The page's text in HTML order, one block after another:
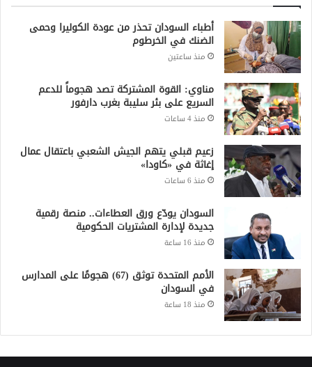
أطباء السودان تحذر من عودة الكوليرا وحمى
الضنك في الخرطوم
منذ ساعتين
مناوي: القوة المشتركة تصد هجوماً للدعم
السريع على بئر سليبة بغرب دارفور
منذ 4 ساعات
زعيم قبلي يتهم الجيش الشعبي باعتقال عمال
إغاثة في «كاودا»
منذ 6 ساعات
السودان يودّع ورق العطاءات.. منصة رقمية
جديدة لإدارة المشتريات الحكومية
منذ 16 ساعة
الأمم المتحدة توثق (67) هجومًا على المدارس
في السودان
منذ 18 ساعة